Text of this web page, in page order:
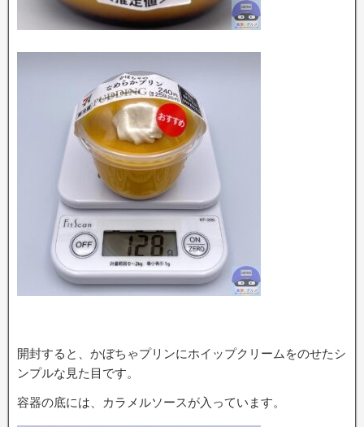
開封すると、かぼちゃプリンにホイップクリームをのせたシ
ンプルな見た目です。
容器の底には、カラメルソースが入っています。